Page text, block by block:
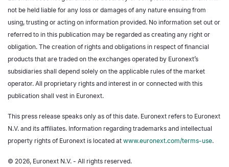
not be held liable for any loss or damages of any nature ensuing from
using, trusting or acting on information provided. No information set out or
referred to in this publication may be regarded as creating any right or
obligation. The creation of rights and obligations in respect of financial
products that are traded on the exchanges operated by Euronext’s
subsidiaries shall depend solely on the applicable rules of the market
operator. All proprietary rights and interest in or connected with this
publication shall vest in Euronext.
This press release speaks only as of this date. Euronext refers to Euronext
N.V. and its affiliates. Information regarding trademarks and intellectual
property rights of Euronext is located at www.euronext.com/terms-use.
© 2026, Euronext N.V. - All rights reserved.